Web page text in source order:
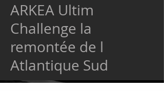
ARKEA Ultim
Challenge la
remontée de l
Atlantique Sud